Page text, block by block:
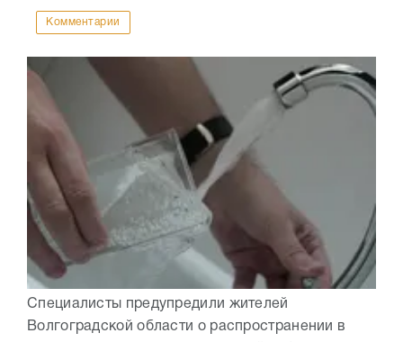
Комментарии
Специалисты предупредили жителей
Волгоградской области о распространении в